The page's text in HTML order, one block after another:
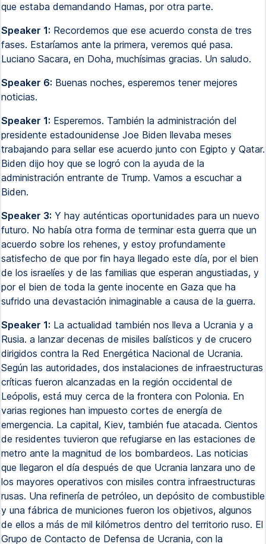
que estaba demandando Hamas, por otra parte.
Speaker 1: Recordemos que ese acuerdo consta de tres
fases. Estaríamos ante la primera, veremos qué pasa.
Luciano Sacara, en Doha, muchísimas gracias. Un saludo.
Speaker 6: Buenas noches, esperemos tener mejores
noticias.
Speaker 1: Esperemos. También la administración del
presidente estadounidense Joe Biden llevaba meses
trabajando para sellar ese acuerdo junto con Egipto y Qatar.
Biden dijo hoy que se logró con la ayuda de la
administración entrante de Trump. Vamos a escuchar a
Biden.
Speaker 3: Y hay auténticas oportunidades para un nuevo
futuro. No había otra forma de terminar esta guerra que un
acuerdo sobre los rehenes, y estoy profundamente
satisfecho de que por fin haya llegado este día, por el bien
de los israelíes y de las familias que esperan angustiadas, y
por el bien de toda la gente inocente en Gaza que ha
sufrido una devastación inimaginable a causa de la guerra.
Speaker 1: La actualidad también nos lleva a Ucrania y a
Rusia. a lanzar decenas de misiles balísticos y de crucero
dirigidos contra la Red Energética Nacional de Ucrania.
Según las autoridades, dos instalaciones de infraestructuras
críticas fueron alcanzadas en la región occidental de
Leópolis, está muy cerca de la frontera con Polonia. En
varias regiones han impuesto cortes de energía de
emergencia. La capital, Kiev, también fue atacada. Cientos
de residentes tuvieron que refugiarse en las estaciones de
metro ante la magnitud de los bombardeos. Las noticias
que llegaron el día después de que Ucrania lanzara uno de
los mayores operativos con misiles contra infraestructuras
rusas. Una refinería de petróleo, un depósito de combustible
y una fábrica de municiones fueron los objetivos, algunos
de ellos a más de mil kilómetros dentro del territorio ruso. El
Grupo de Contacto de Defensa de Ucrania, con la